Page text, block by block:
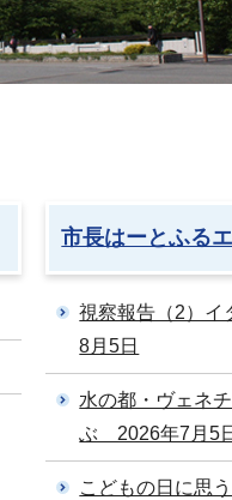
市長はーとふる
視察報告（2）
8月5日
水の都・ヴェネ
ぶ 2026年7月5
こどもの日に思